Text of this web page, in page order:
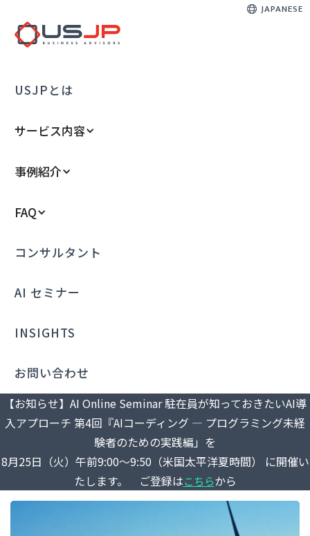
JAPANESE
USJPとは
サービス内容
事例紹介
FAQ
コンサルタント
AI セミナー
INSIGHTS
お問い合わせ
【お知らせ】AI Online Seminar 駐在員が知っておきたいAI導
入アプローチ 第4回『AIコーディング ― プログラミング未経
験者のための実践編」を
8月25日（火）午前9:00～9:50（米国太平洋夏時間） に開催い
たします。 ご登録はこちらから